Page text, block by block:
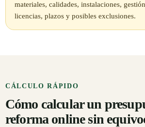
materiales, calidades, instalaciones,
licencias, plazos y posibles exclusiones.
CÁLCULO RÁPIDO
Cómo calcular un
reforma online sin